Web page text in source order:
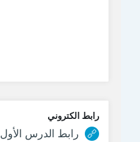
رابط الكتروني
رابط الدرس الأول